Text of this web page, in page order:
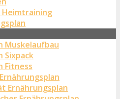
Heimtraining
Muskelaufbau
Sixpack
Fitness
Ernährungsplan